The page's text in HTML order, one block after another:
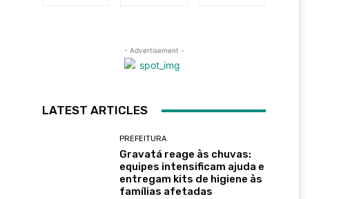
- Advertisement -
LATEST ARTICLES
PREFEITURA
Gravatá reage às chuvas:
equipes intensificam ajuda e
entregam kits de higiene às
famílias afetadas